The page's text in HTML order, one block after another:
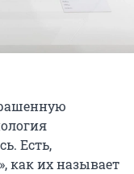
Есть,
как их называет